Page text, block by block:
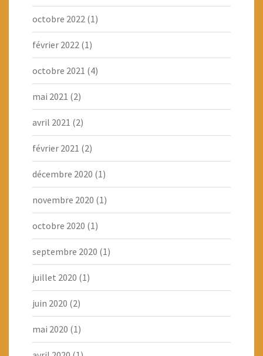
octobre 2022 (1)
février 2022 (1)
octobre 2021 (4)
mai 2021 (2)
avril 2021 (2)
février 2021 (2)
décembre 2020 (1)
novembre 2020 (1)
octobre 2020 (1)
septembre 2020 (1)
juillet 2020 (1)
juin 2020 (2)
mai 2020 (1)